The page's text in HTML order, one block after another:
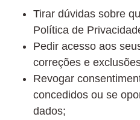
Tirar dúvidas sobre
Política de
Pedir acesso aos
correções e
Revogar
concedidos ou se
dados;